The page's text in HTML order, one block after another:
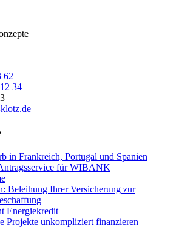
62
34
in Frankreich, Portugal und Spanien
für WIBANK
Beleihung Ihrer Versicherung zur
Energiekredit
Projekte unkompliziert finanzieren